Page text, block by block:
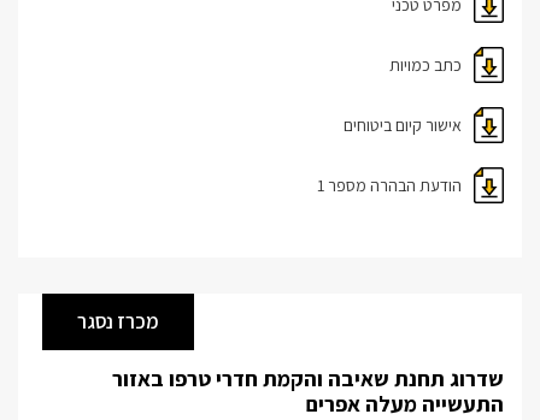
כתב כמויות
אישור קיום ביטוחים
הודעת הבהרה מספר 1
מכרז נסגר
שדרוג תחנת שאיבה והקמת חדרי טרפו באזור
התעשייה מעלה אפרים